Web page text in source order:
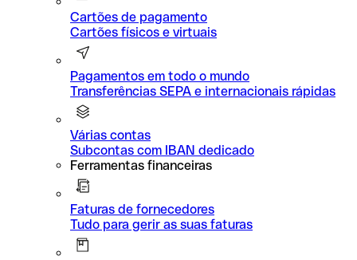
Cartões de pagamento
Cartões físicos e virtuais
Pagamentos em todo o mundo
Transferências SEPA e internacionais rápidas
Várias contas
Subcontas com IBAN dedicado
Ferramentas financeiras
Faturas de fornecedores
Tudo para gerir as suas faturas